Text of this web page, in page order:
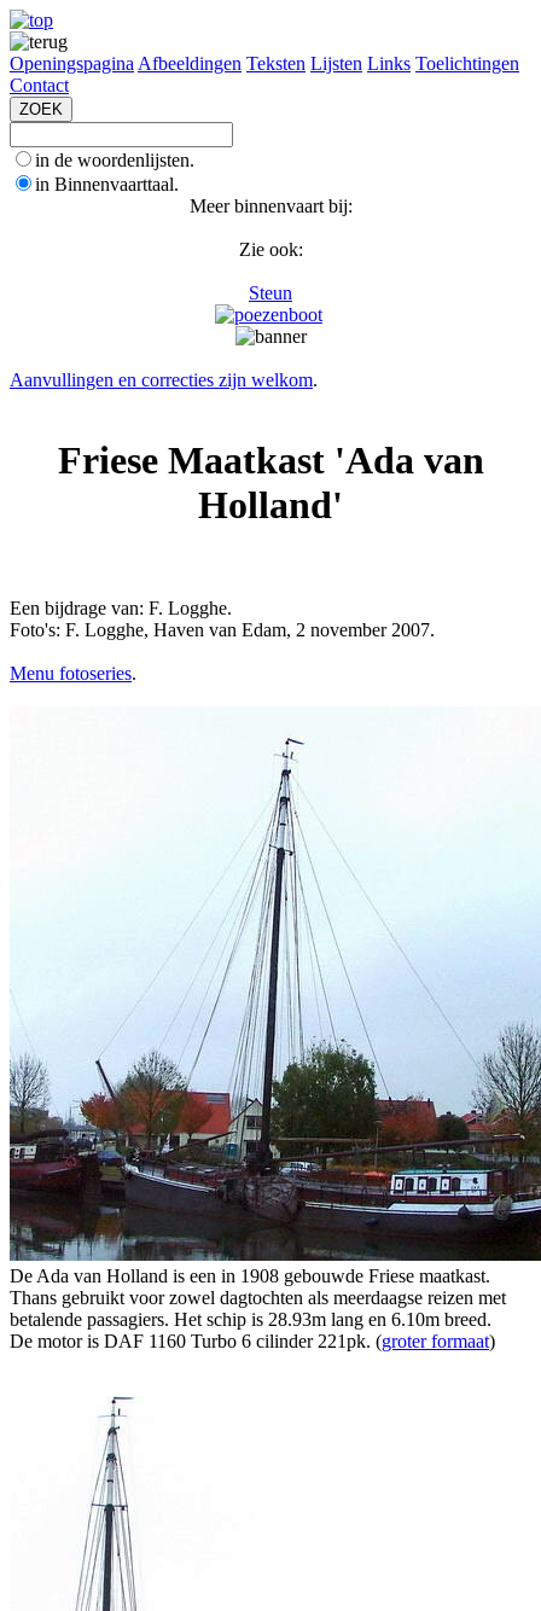
Openingspagina Afbeeldingen Teksten Lijsten Links Toelichtingen
Contact
in de woordenlijsten.
in Binnenvaarttaal.
Meer binnenvaart bij:
Zie ook:
Steun
Aanvullingen en correcties zijn welkom.
Friese Maatkast 'Ada van
Holland'
Een bijdrage van: F. Logghe.
Foto's: F. Logghe, Haven van Edam, 2 november 2007.
Menu fotoseries.
De Ada van Holland is een in 1908 gebouwde Friese maatkast.
Thans gebruikt voor zowel dagtochten als meerdaagse reizen met
betalende passagiers. Het schip is 28.93m lang en 6.10m breed.
De motor is DAF 1160 Turbo 6 cilinder 221pk. (groter formaat)